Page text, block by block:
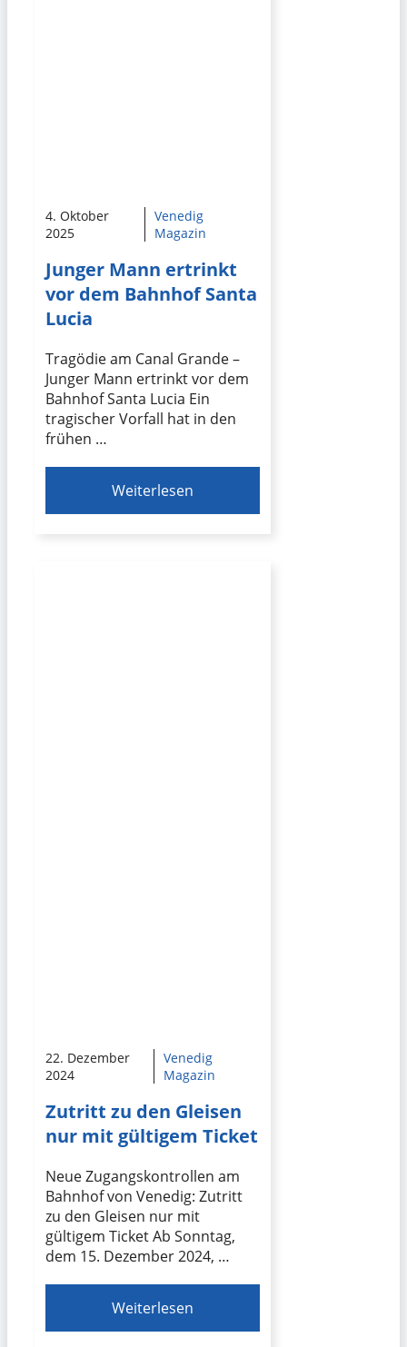
4. Oktober
2025
Venedig
Magazin
Junger Mann ertrinkt
vor dem Bahnhof Santa
Lucia
Tragödie am Canal Grande –
Junger Mann ertrinkt vor dem
Bahnhof Santa Lucia Ein
tragischer Vorfall hat in den
frühen …
Weiterlesen
22. Dezember
2024
Venedig
Magazin
Zutritt zu den Gleisen
nur mit gültigem Ticket
Neue Zugangskontrollen am
Bahnhof von Venedig: Zutritt
zu den Gleisen nur mit
gültigem Ticket Ab Sonntag,
dem 15. Dezember 2024, …
Weiterlesen